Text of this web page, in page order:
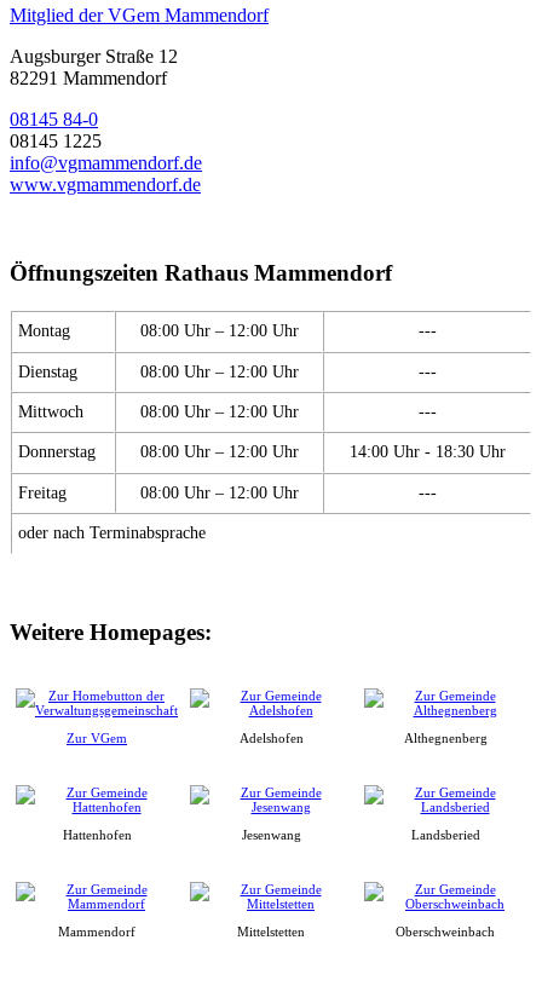
Mitglied der VGem Mammendorf
Augsburger Straße 12
82291 Mammendorf
08145 84-0
08145 1225
info@vgmammendorf.de
www.vgmammendorf.de
Öffnungszeiten Rathaus Mammendorf
Montag 08:00 Uhr – 12:00 Uhr ---
Dienstag 08:00 Uhr – 12:00 Uhr ---
Mittwoch 08:00 Uhr – 12:00 Uhr ---
Donnerstag 08:00 Uhr – 12:00 Uhr 14:00 Uhr - 18:30 Uhr
Freitag 08:00 Uhr – 12:00 Uhr ---
oder nach Terminabsprache
Weitere Homepages:
Zur VGem Adelshofen Althegnenberg
Hattenhofen Jesenwang Landsberied
Mammendorf Mittelstetten Oberschweinbach